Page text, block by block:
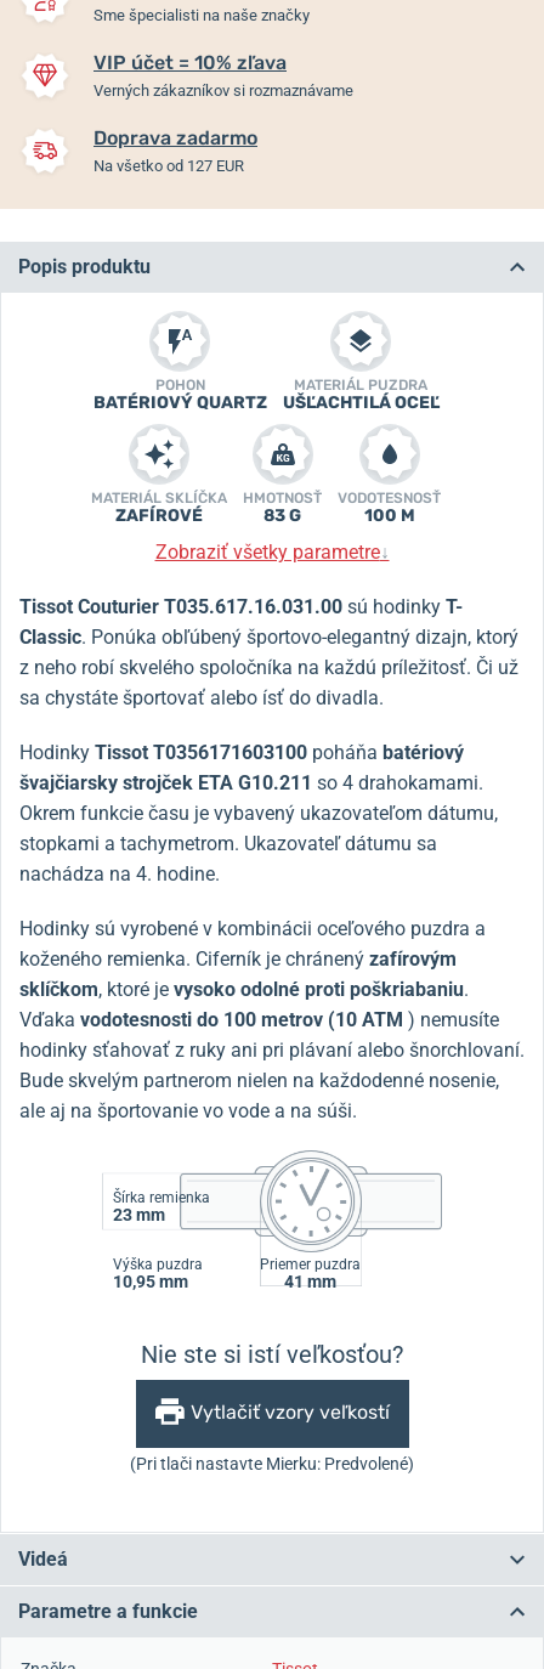
Sme špecialisti na naše značky
VIP účet = 10% zľava
Verných zákazníkov si rozmaznávame
Doprava zadarmo
Na všetko od 127 EUR
Popis produktu
POHON
BATÉRIOVÝ QUARTZ
MATERIÁL PUZDRA
UŠĽACHTILÁ OCEĽ
MATERIÁL SKLÍČKA
ZAFÍROVÉ
HMOTNOSŤ
83 G
VODOTESNOSŤ
100 M
Zobraziť všetky parametre↓
Tissot Couturier T035.617.16.031.00 sú hodinky T-
Classic. Ponúka obľúbený športovo-elegantný dizajn, ktorý
z neho robí skvelého spoločníka na každú príležitosť. Či už
sa chystáte športovať alebo ísť do divadla.
Hodinky Tissot T0356171603100 poháňa batériový
švajčiarsky strojček ETA G10.211 so 4 drahokamami.
Okrem funkcie času je vybavený ukazovateľom dátumu,
stopkami a tachymetrom. Ukazovateľ dátumu sa
nachádza na 4. hodine.
Hodinky sú vyrobené v kombinácii oceľového puzdra a
koženého remienka. Ciferník je chránený zafírovým
sklíčkom, ktoré je vysoko odolné proti poškriabaniu.
Vďaka vodotesnosti do 100 metrov (10 ATM ) nemusíte
hodinky sťahovať z ruky ani pri plávaní alebo šnorchlovaní.
Bude skvelým partnerom nielen na každodenné nosenie,
ale aj na športovanie vo vode a na súši.
Šírka remienka
23 mm
Výška puzdra
10,95 mm
Priemer puzdra
41 mm
Nie ste si istí veľkosťou?
Vytlačiť vzory veľkostí
(Pri tlači nastavte Mierku: Predvolené)
Videá
Parametre a funkcie